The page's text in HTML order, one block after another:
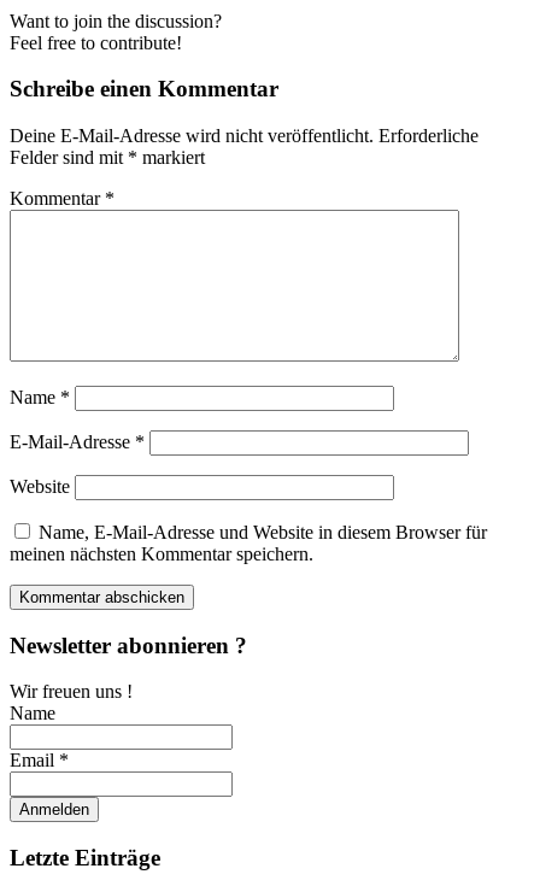
Want to join the discussion?
Feel free to contribute!
Schreibe einen Kommentar
Deine E-Mail-Adresse wird nicht veröffentlicht. Erforderliche
Felder sind mit * markiert
Kommentar *
Name *
E-Mail-Adresse *
Website
Name, E-Mail-Adresse und Website in diesem Browser für
meinen nächsten Kommentar speichern.
Newsletter abonnieren ?
Wir freuen uns !
Name
Email *
Letzte Einträge